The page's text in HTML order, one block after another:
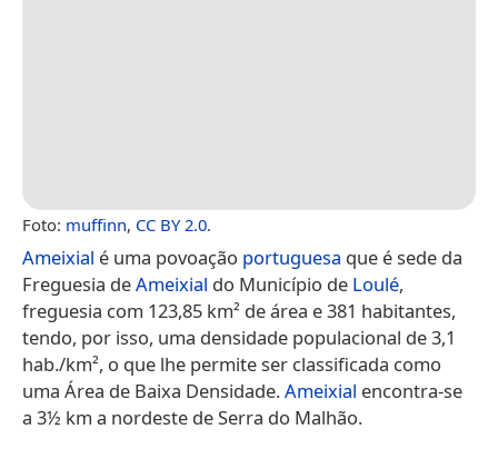
Foto: muffinn, CC BY 2.0.
Ameixial é uma povoação portuguesa que é sede da
Freguesia deAmeixial do Município de Loulé,
freguesia com 123,85 km² de área e 381 habitantes,
tendo, por isso, uma densidade populacional de 3,1
hab./km², o que lhe permite ser classificada como
uma Área de Baixa Densidade.Ameixial encontra-se
a 3½ km a nordeste de Serra do Malhão.